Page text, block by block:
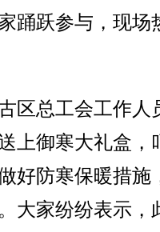
踊跃参与，现场
总工会工作人
上御寒大礼盒，
好防寒保暖措施
大家纷纷表示，